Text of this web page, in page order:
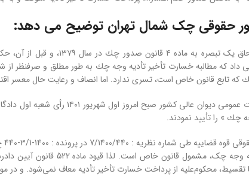
حقوقی چک شمال تهران توضیح می دهد:
که تابع قانون خاص است، تسری ندارد. اما انصاف و رعایت حال معسر
اکثریت اعضای هیأت عمومی
چك » را تأیید نمودند.
: 7/1400/440 در پرونده : 1400-3/1-440 ح به تاریخ 1400/05/31 اعلام کرده بود:
تقسیط، محکوم‌علیه از پرداخت خسارت تأخیر تأدیه معاف نمی‌شود. و